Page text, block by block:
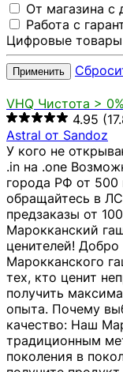
От магазина с
Работа с
Цифровые товары
Применить
VHQ Чистота > 0%
4.95
Astral от Sandoz
У кого не
.in на .one
города РФ от 500
обращайтесь в
предзаказы от
Марокканский
ценителей!
Марокканского
тех, кто ценит
получить
опыта. Почему
качество: Наш
традиционным
поколения в